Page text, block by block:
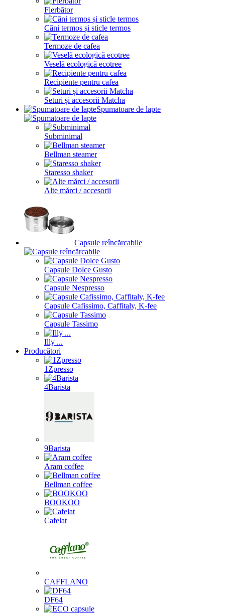
Fierbător
Căni termos și sticle termos
Termoze de cafea
Veselă ecologică ecotree
Recipiente pentru cafea
Seturi și accesorii Matcha
Spumatoare de lapte
Subminimal
Bellman steamer
Staresso shaker
Alte mărci / accesorii
Capsule reîncărcabile
Capsule Dolce Gusto
Capsule Nespresso
Capsule Cafissimo, Caffitaly, K-fee
Capsule Tassimo
Illy ...
Producători
1Zpresso
4Barista
9Barista
Aram coffee
Bellman coffee
BOOKOO
Cafelat
CAFFLANO
DF64